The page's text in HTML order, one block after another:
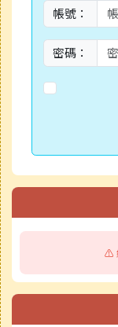
帳號：
密碼：
⚠️